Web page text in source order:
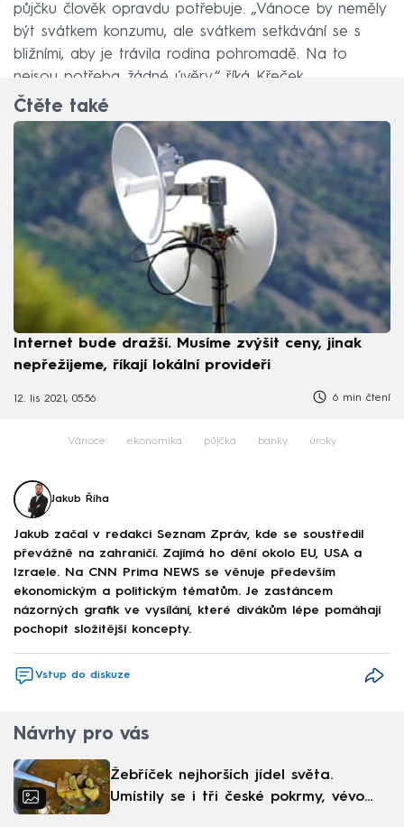
půjčku člověk opravdu potřebuje. „Vánoce by neměly
být svátkem konzumu, ale svátkem setkávání se s
bližními, aby je trávila rodina pohromadě. Na to
nejsou potřeba žádné úvěry,“ říká Křeček.
Čtěte také
Internet bude dražší. Musíme zvýšit ceny, jinak
nepřežijeme, říkají lokální provideři
12. lis 2021, 05:56 6 min čtení
Vánoce ekonomika půjčka banky úroky
Jakub Říha
Jakub začal v redakci Seznam Zpráv, kde se soustředil
převážně na zahraničí. Zajímá ho dění okolo EU, USA a
Izraele. Na CNN Prima NEWS se věnuje především
ekonomickým a politickým tématům. Je zastáncem
názorných grafik ve vysílání, které divákům lépe pomáhají
pochopit složitější koncepty.
Vstup do diskuze
Návrhy pro vás
Žebříček nejhorších jídel světa.
Umístily se i tři české pokrmy, vévodí